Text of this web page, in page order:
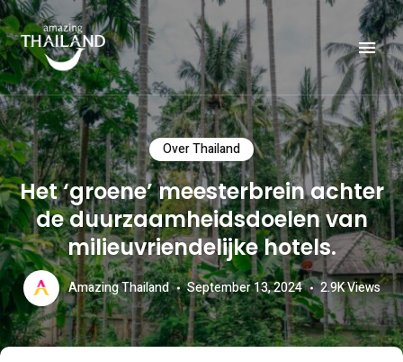
AMAZING THAILAND
Officiële website van de Toeristische Autoriteit van Thailand.
Over Thailand
Het ‘groene’ meesterbrein achter
de duurzaamheidsdoelen van
milieuvriendelijke hotels.
Amazing Thailand September 13, 2024 2.9KViews